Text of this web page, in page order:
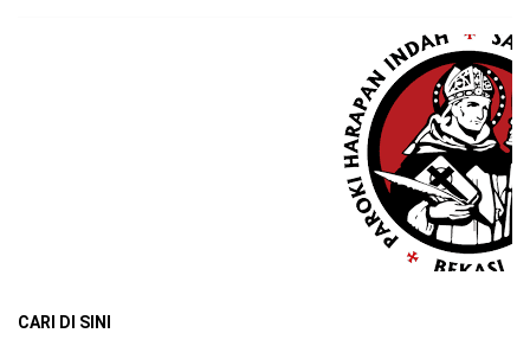
CARI DI SINI